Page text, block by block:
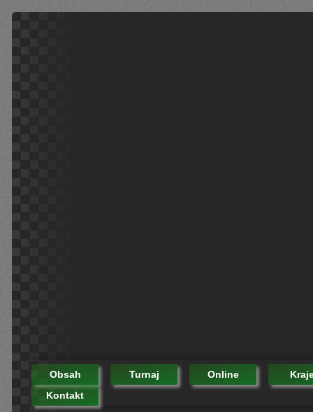
Obsah Turnaj Online
Kontakt